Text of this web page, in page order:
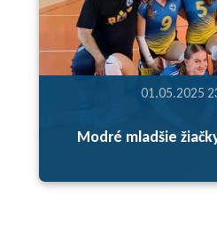
01.05.2025
Modré mladšie